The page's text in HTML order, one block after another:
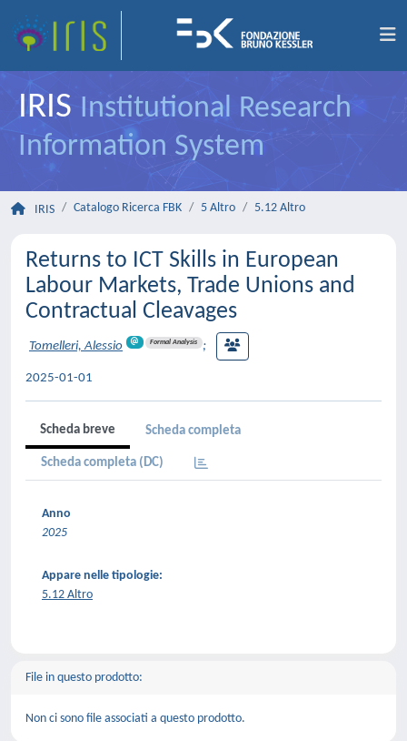
IRIS Institutional Research
Information System
IRIS Catalogo Ricerca FBK 5 Altro 5.12 Altro
Returns to ICT Skills in European
Labour Markets, Trade Unions and
Contractual Cleavages
Tomelleri, Alessio Formal Analysis ;
2025-01-01
Scheda breve Scheda completa
Scheda completa (DC)
Anno
2025
Appare nelle tipologie:
5.12 Altro
File in questo prodotto:
Non ci sono file associati a questo prodotto.